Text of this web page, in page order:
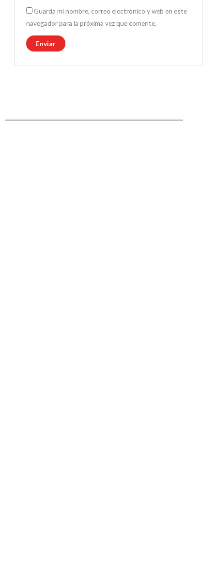
Guarda mi nombre, correo electrónico y web en este
navegador para la próxima vez que comente.